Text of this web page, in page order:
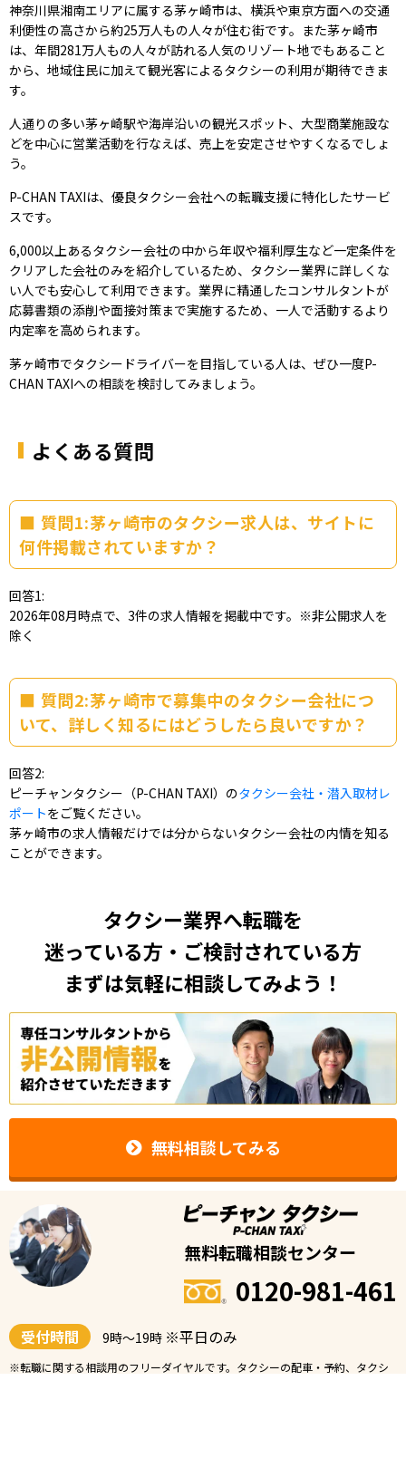
神奈川県湘南エリアに属する茅ヶ崎市は、横浜や東京方面への交通
利便性の高さから約25万人もの人々が住む街です。また茅ヶ崎市
は、年間281万人もの人々が訪れる人気のリゾート地でもあること
から、地域住民に加えて観光客によるタクシーの利用が期待できま
す。
人通りの多い茅ヶ崎駅や海岸沿いの観光スポット、大型商業施設な
どを中心に営業活動を行なえば、売上を安定させやすくなるでしょ
う。
P-CHAN TAXIは、優良タクシー会社への転職支援に特化したサービ
スです。
6,000以上あるタクシー会社の中から年収や福利厚生など一定条件を
クリアした会社のみを紹介しているため、タクシー業界に詳しくな
い人でも安心して利用できます。業界に精通したコンサルタントが
応募書類の添削や面接対策まで実施するため、一人で活動するより
内定率を高められます。
茅ヶ崎市でタクシードライバーを目指している人は、ぜひ一度P-
CHAN TAXIへの相談を検討してみましょう。
よくある質問
質問1:茅ヶ崎市のタクシー求人は、サイトに
何件掲載されていますか？
回答1:
2026年08月時点で、3件の求人情報を掲載中です。※非公開求人を
除く
質問2:茅ヶ崎市で募集中のタクシー会社につ
いて、詳しく知るにはどうしたら良いですか？
回答2:
ピーチャンタクシー（P-CHAN TAXI）のタクシー会社・潜入取材レ
ポートをご覧ください。
茅ヶ崎市の求人情報だけでは分からないタクシー会社の内情を知る
ことができます。
タクシー業界へ転職を
迷っている方・ご検討されている方
まずは気軽に相談してみよう！
無料相談してみる
無料転職相談センター
0120-981-461
受付時間 9時〜19時 ※平日のみ
※転職に関する相談用のフリーダイヤルです。タクシーの配車・予約、タクシ